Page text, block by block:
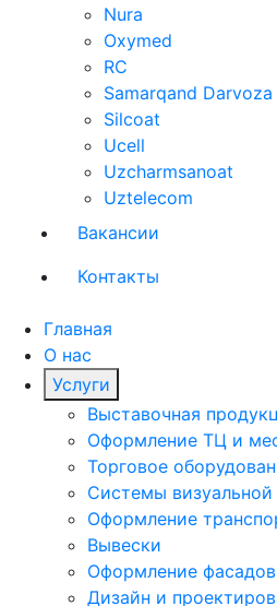
Nura
Oxymed
RC
Samarqand Darvoza
Silcoat
Ucell
Uzcharmsanoat
Uztelecom
Вакансии
Контакты
Главная
О нас
Услуги
Выставочная
Оформление ТЦ и
Торговое
Системы визуальной
Оформление
Вывески
Оформление фасадов
Дизайн и